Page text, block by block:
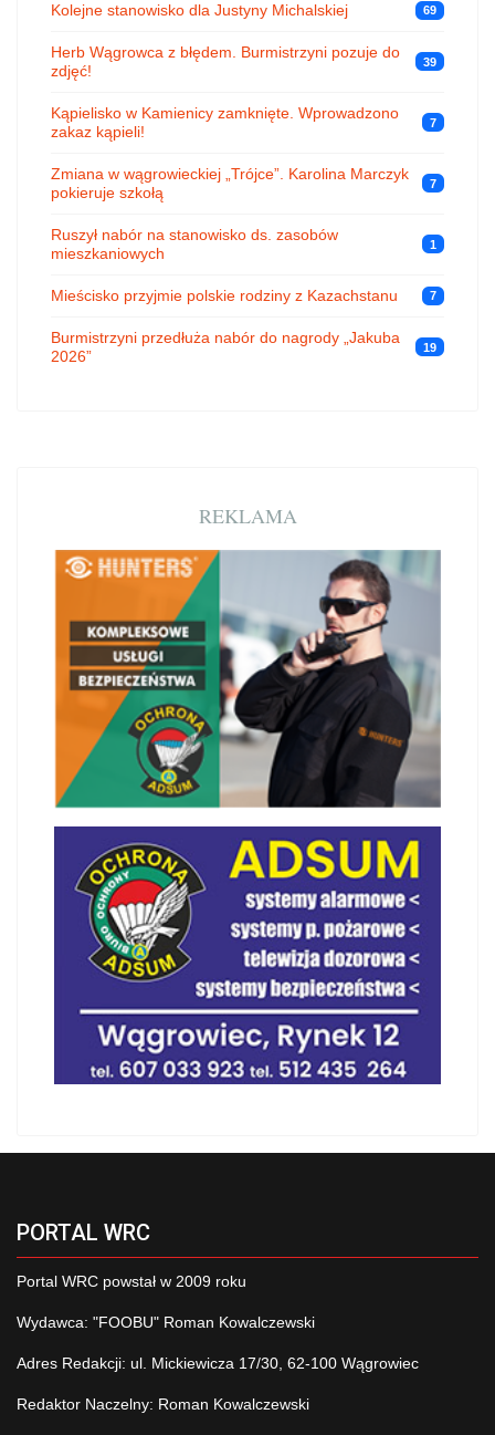
Kolejne stanowisko dla Justyny Michalskiej 69
Herb Wągrowca z błędem. Burmistrzyni pozuje do
zdjęć!
39
Kąpielisko w Kamienicy zamknięte. Wprowadzono
zakaz kąpieli!
7
Zmiana w wągrowieckiej „Trójce”. Karolina Marczyk
pokieruje szkołą
7
Ruszył nabór na stanowisko ds. zasobów
mieszkaniowych
1
Mieścisko przyjmie polskie rodziny z Kazachstanu 7
Burmistrzyni przedłuża nabór do nagrody „Jakuba
2026”
19
REKLAMA
PORTAL WRC
Portal WRC powstał w 2009 roku
Wydawca: "FOOBU" Roman Kowalczewski
Adres Redakcji: ul. Mickiewicza 17/30, 62-100 Wągrowiec
Redaktor Naczelny: Roman Kowalczewski